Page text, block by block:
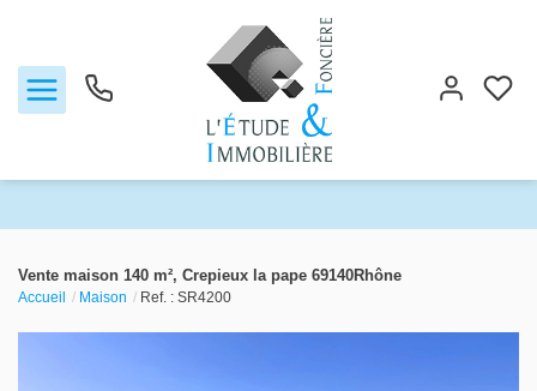
Vente maison 140 m², Crepieux la pape 69140Rhône
Accueil Maison Ref. : SR4200